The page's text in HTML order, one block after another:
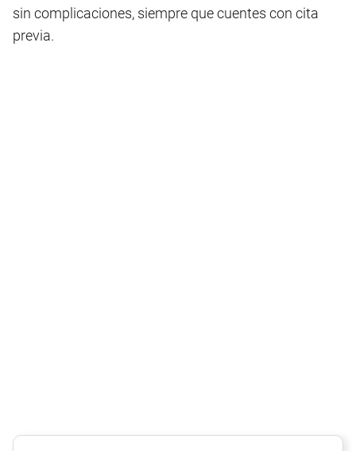
sin complicaciones, siempre que cuentes con cita
previa.